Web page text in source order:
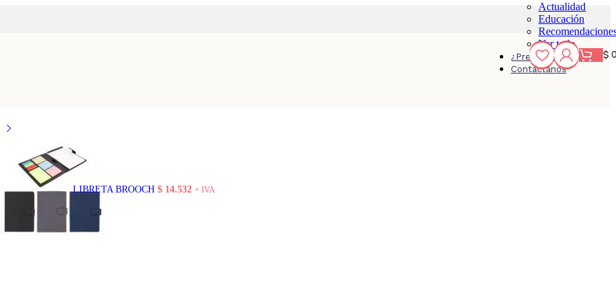
Actualidad
Educación
Ver todo
¿Preguntas?
Contáctanos
$
LIBRETA BROOCH $ 14.532 + IVA